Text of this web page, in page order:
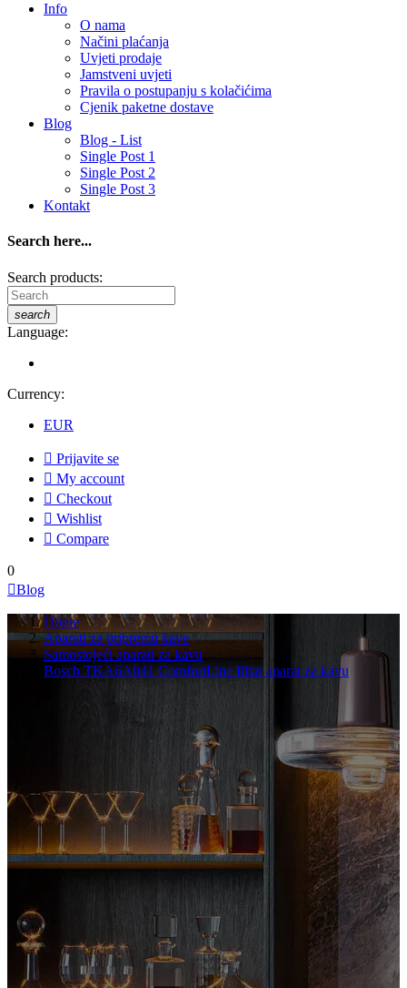
Info
O nama
Načini plaćanja
Uvjeti prodaje
Jamstveni uvjeti
Pravila o postupanju s kolačićima
Cjenik paketne dostave
Blog
Blog - List
Single Post 1
Single Post 2
Single Post 3
Kontakt
Search here...
Search products:
search
Language:
Currency:
EUR
 Prijavite se
 My account
 Checkout
 Wishlist
 Compare
0
Blog
Home
Aparati za pripremu kave
Samostojeći aparati za kavu
Bosch TKA6A041 ComfortLine filtar aparat za kavu